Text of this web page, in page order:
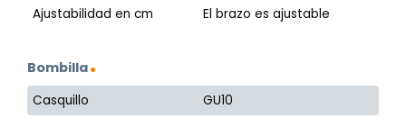
Ajustabilidad en cm
El brazo es ajustable
Bombilla
Casquillo GU10